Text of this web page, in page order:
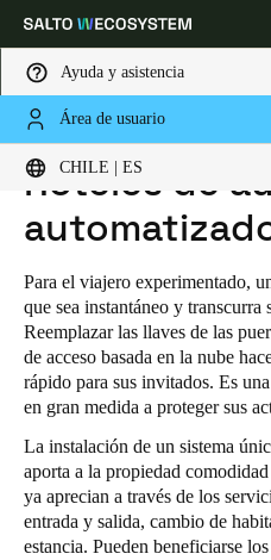
Ayuda y asistencia
Área de usuario
CHILE | ES
Elija su ubicación y
Global Europe
Chile|Español
Mexico
Español
Colombia
Español
HOME INDUSTRIAS
HOTELES DE AUTOSERVICIO
Hoteles de
Para el viajero experimentado,
que sea instantáneo y transcurra
Reemplazar las llaves de las
de acceso basada en la nube
rápido para sus invitados. Es
en gran medida a proteger sus
La instalación de un sistema
aporta a la propiedad
ya aprecian a través de los
entrada y salida, cambio de
estancia. Pueden beneficiarse